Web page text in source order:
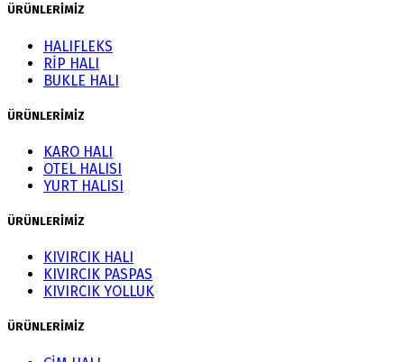
ÜRÜNLERİMİZ
HALIFLEKS
RİP HALI
BUKLE HALI
ÜRÜNLERİMİZ
KARO HALI
OTEL HALISI
YURT HALISI
ÜRÜNLERİMİZ
KIVIRCIK HALI
KIVIRCIK PASPAS
KIVIRCIK YOLLUK
ÜRÜNLERİMİZ